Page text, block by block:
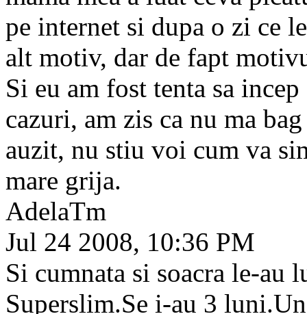
pe internet si dupa o zi ce
alt motiv, dar de fapt
Si eu am fost tenta sa
cazuri, am zis ca nu ma
auzit, nu stiu voi cum va
mare grija.
AdelaTm
Jul 24 2008, 10:36 PM
Si cumnata si soacra le-au
Superslim.Se i-au 3